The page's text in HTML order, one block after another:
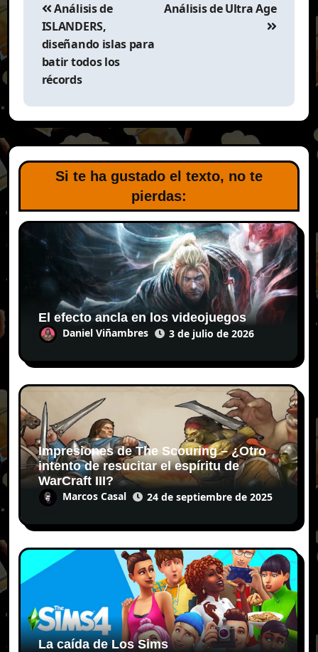
entradas
Análisis de
ISLANDERS,
diseñando islas para
batir todos los
récords
Análisis de Ultra Age
Si te ha gustado el texto, no te
pierdas:
El efecto ancla en los videojuegos
Daniel Viñambres 3 de julio de 2026
Impresiones de The Scouring – ¿Otro
intento de resucitar el espíritu de
WarCraft III?
Marcos Casal 24 de septiembre de 2025
La caída de Los Sims